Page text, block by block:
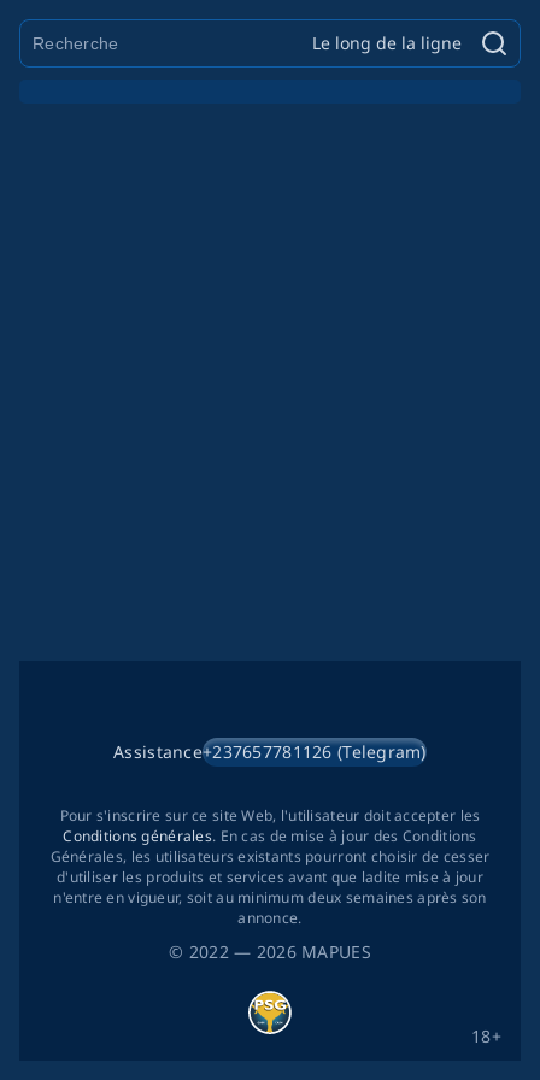
Le long de la ligne
© 2022— 2026 MAPUES
Assistance+237657781126 (Telegram)
18+
Pour s'inscrire sur ce site Web, l'utilisateur doit accepter les
Conditions générales. En cas de mise à jour des Conditions
Générales, les utilisateurs existants pourront choisir de cesser
d'utiliser les produits et services avant que ladite mise à jour
n'entre en vigueur, soit au minimum deux semaines après son
annonce.